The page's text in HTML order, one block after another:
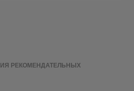
РЕКОМЕНДАТЕЛЬНЫХ